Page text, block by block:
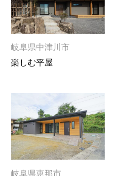
岐阜県中津川市
楽しむ平屋
岐阜県恵那市